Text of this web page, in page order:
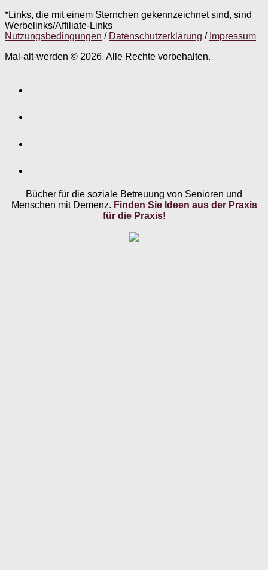
*Links, die mit einem Sternchen gekennzeichnet sind, sind
Werbelinks/Affiliate-Links
Nutzungsbedingungen / Datenschutzerklärung / Impressum
Mal-alt-werden © 2026. Alle Rechte vorbehalten.
Bücher für die soziale Betreuung von Senioren und
Menschen mit Demenz. Finden Sie Ideen aus der Praxis
für die Praxis!